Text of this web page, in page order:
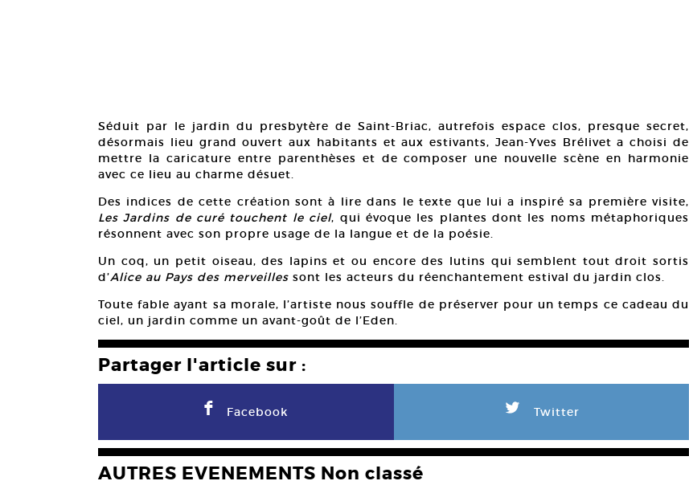
Séduit par le jardin du presbytère de Saint-Briac, autrefois espace clos, presque secret,
désormais lieu grand ouvert aux habitants et aux estivants, Jean-Yves Brélivet a choisi de
mettre la caricature entre parenthèses et de composer une nouvelle scène en harmonie
avec ce lieu au charme désuet.
Des indices de cette création sont à lire dans le texte que lui a inspiré sa première visite,
Les Jardins de curé touchent le ciel, qui évoque les plantes dont les noms métaphoriques
résonnent avec son propre usage de la langue et de la poésie.
Un coq, un petit oiseau, des lapins et ou encore des lutins qui semblent tout droit sortis
d’Alice au Pays des merveilles sont les acteurs du réenchantement estival du jardin clos.
Toute fable ayant sa morale, l’artiste nous souffle de préserver pour un temps ce cadeau du
ciel, un jardin comme un avant-goût de l’Eden.
Partager l'article sur :
F Facebook L Twitter
AUTRES EVENEMENTS Non classé